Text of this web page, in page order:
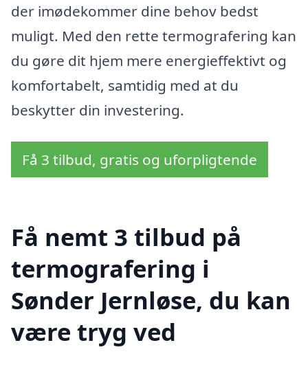
der imødekommer dine behov bedst
muligt. Med den rette termografering kan
du gøre dit hjem mere energieffektivt og
komfortabelt, samtidig med at du
beskytter din investering.
Få 3 tilbud, gratis og uforpligtende
Få nemt 3 tilbud på
termografering i
Sønder Jernløse, du kan
være tryg ved